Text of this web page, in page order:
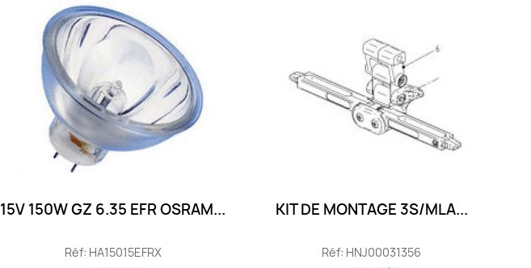
15V 150W GZ 6.35 EFR OSRAM...
Réf: HA15015EFRX
KIT DE MONTAGE 3S/MLA...
Réf: HNJ00031356